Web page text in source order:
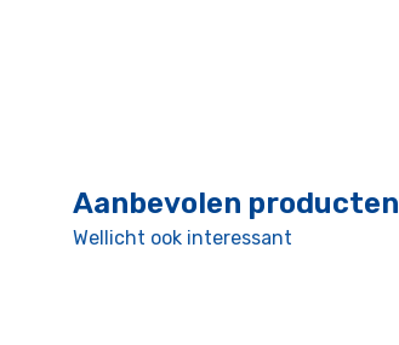
Aanbevolen producten
Wellicht ook interessant